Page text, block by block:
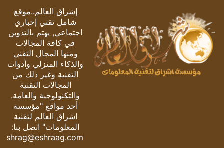
إشراق العالم..موقع
شامل تقني إخباري
اجتماعي, يهتم بالتدوين
في كافة المجالات
ومنها المجال التقني
والذكاء المنزلي وأدوات
التقنية وغير ذلك من
المجالات التقنية
والتكنولوجية والعامة.
أحد مواقع "مؤسسة
اشراق العالم لتقنية
المعلومات" اتصل بنا:
eshrag@eshraag.com